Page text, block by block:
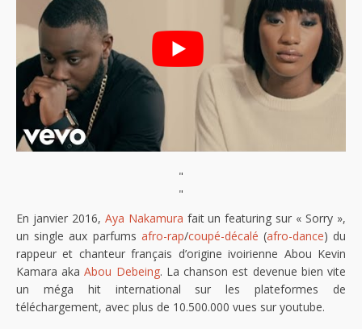
"
"
En janvier 2016, Aya Nakamura fait un featuring sur « Sorry »,
un single aux parfums afro-rap/coupé-décalé (afro-dance) du
rappeur et chanteur français d’origine ivoirienne Abou Kevin
Kamara akaAbou Debeing. La chanson est devenue bien vite
un méga hit international sur les plateformes de
téléchargement, avec plus de 10.500.000 vues sur youtube.